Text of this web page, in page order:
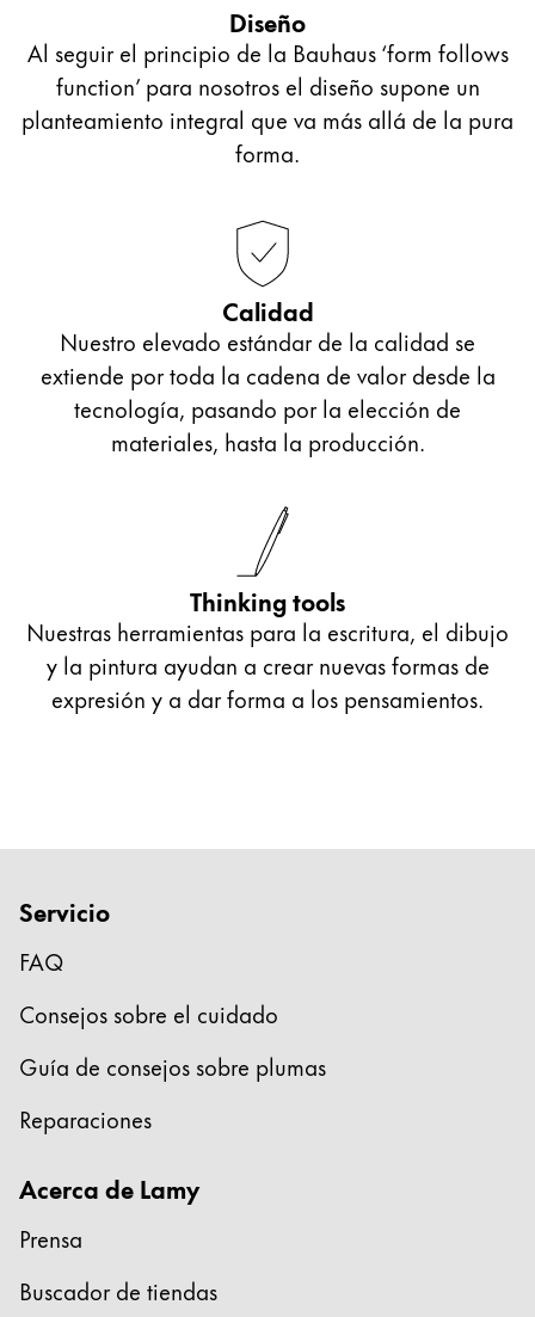
Malaysia
English
Oriente Medio
Esta región contiene una lista de países con los
Diseño
Al seguir el principio de la Bauhaus ‘form follows
function’ para nosotros el diseño supone un
planteamiento integral que va más allá de la pura
forma.
Calidad
Nuestro elevado estándar de la calidad se
extiende por toda la cadena de valor desde la
tecnología, pasando por la elección de
materiales, hasta la producción.
Thinking tools
Nuestras herramientas para la escritura, el dibujo
y la pintura ayudan a crear nuevas formas de
expresión y a dar forma a los pensamientos.
Servicio
FAQ
Consejos sobre el cuidado
Guía de consejos sobre plumas
Reparaciones
Acerca de Lamy
Prensa
Buscador de tiendas